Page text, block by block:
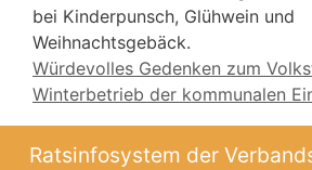
bei Kinderpunsch, Glühwein und
Weihnachtsgebäck.
Würdevolles Gedenken zum
Winterbetrieb der kommunalen
Ratsinfosystem der